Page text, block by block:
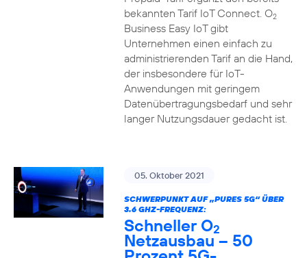
bekannten Tarif IoT Connect. O2
Business Easy IoT gibt
Unternehmen einen einfach zu
administrierenden Tarif an die Hand,
der insbesondere für IoT-
Anwendungen mit geringem
Datenübertragungsbedarf und sehr
langer Nutzungsdauer gedacht ist.
05. Oktober 2021
SCHWERPUNKT AUF „PURES 5G“ ÜBER
3.6 GHZ-FREQUENZ:
Schneller O2
Netzausbau – 50